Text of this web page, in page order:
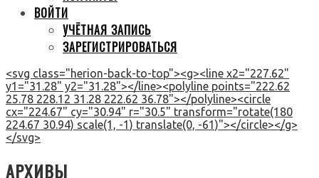
ВОЙТИ
УЧЁТНАЯ ЗАПИСЬ
ЗАРЕГИСТРИРОВАТЬСЯ
<svg class="herion-back-to-top"><g><line x2="227.62"
y1="31.28" y2="31.28"></line><polyline points="222.62
25.78 228.12 31.28 222.62 36.78"></polyline><circle
cx="224.67" cy="30.94" r="30.5" transform="rotate(180
224.67 30.94) scale(1, -1) translate(0, -61)"></circle></g>
</svg>
АРХИВЫ